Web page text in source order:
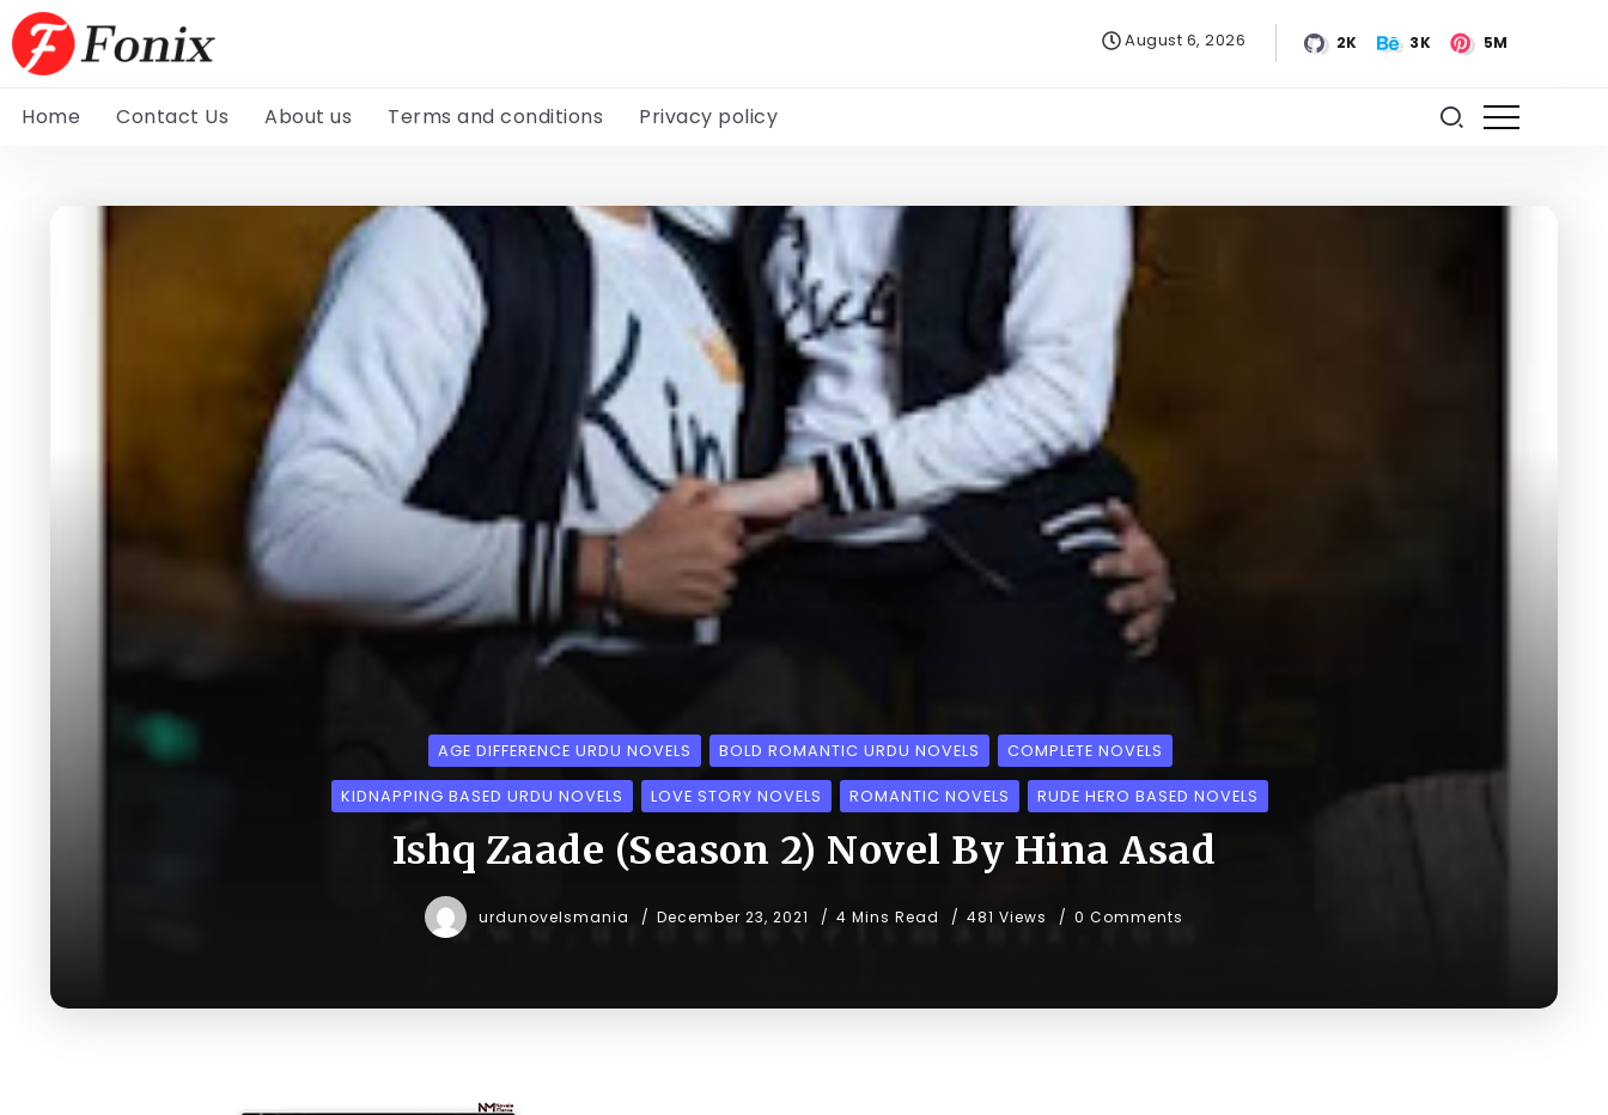
August 6, 2026 2K 3K 5M
Home Contact Us About us Terms and conditions Privacy policy
AGE DIFFERENCE URDU NOVELS BOLD ROMANTIC URDU NOVELS COMPLETE NOVELS
KIDNAPPING BASED URDU NOVELS LOVE STORY NOVELS ROMANTIC NOVELS RUDE HERO BASED NOVELS
Ishq Zaade (Season 2) Novel By Hina Asad
urdunovelsmania December 23, 2021 4 Mins Read 481 Views 0 Comments